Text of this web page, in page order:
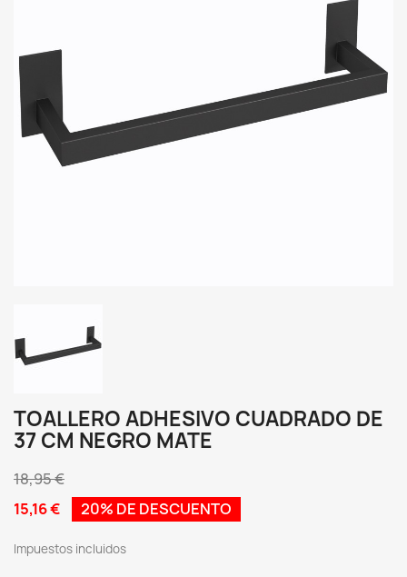
TOALLERO ADHESIVO CUADRADO DE
37 CM NEGRO MATE
18,95 €
15,16 €
20% DE DESCUENTO
Impuestos incluidos